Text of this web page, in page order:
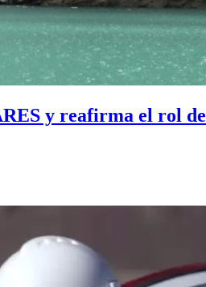
y reafirma el rol de